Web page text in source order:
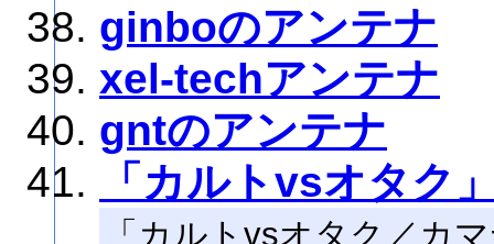
ginboのアンテナ
xel-techアンテナ
gntのアンテナ
「カルトvsオタク
「カルトvsオタク／カ